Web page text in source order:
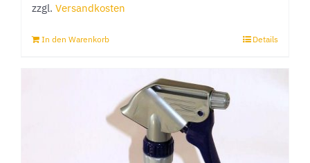
zzgl. Versandkosten
In den Warenkorb Details